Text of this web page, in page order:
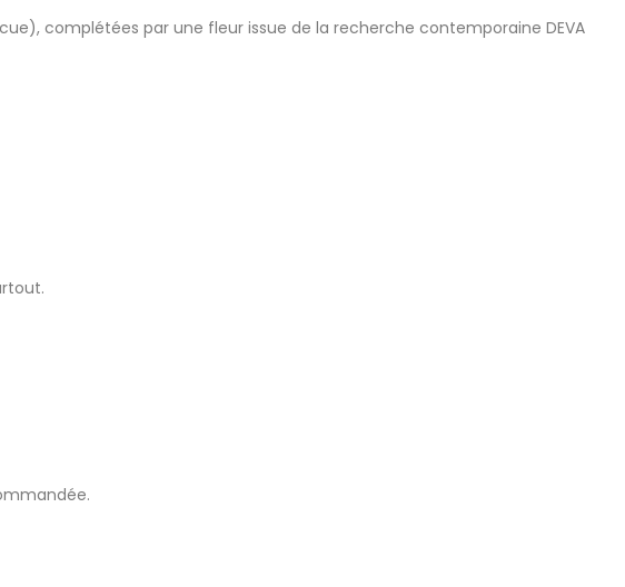
complétées par une fleur issue de la recherche contemporaine DEVA